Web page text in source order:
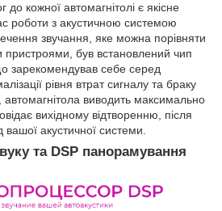
кожної автомагнітолі є якісне
роботи з акустичною системою
звучання, яке можна порівняти
був встановлений чип
зарекомендував себе серед
рівня втрат сигналу та браку
автомагнітола виводить максимально
вихідному відтворенню, після
вашої акустичної системи.
та DSP панорамування